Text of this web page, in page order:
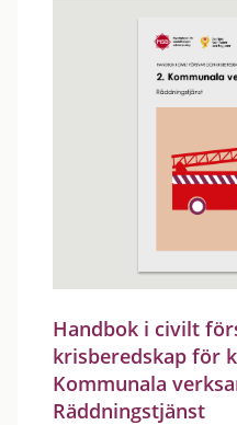
Handbok i civilt
krisberedskap för
Kommunala
Räddningstjänst